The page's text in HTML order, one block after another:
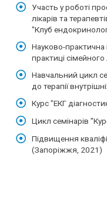
Участь у роботі
лікарів та
"Клуб
Науково-
практиці
Навчальний цикл
до терапії
Курс "ЕКГ
Цикл семінарів
Підвищення
(Запоріжжя, 2021)